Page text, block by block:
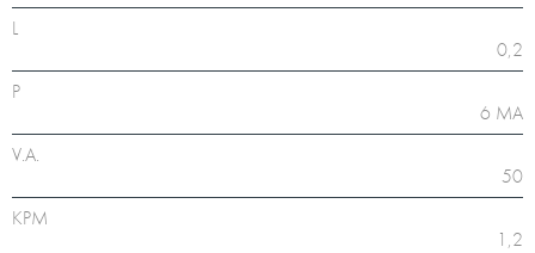
L
0,2
P
6 MA
V.A.
50
KPM
1,2